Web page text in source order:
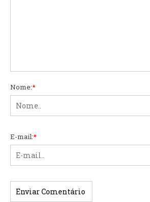
Nome:*
E-mail:*